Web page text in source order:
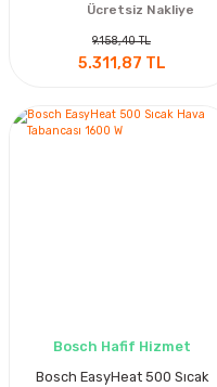
Ücretsiz Nakliye
9.158,40 TL
5.311,87 TL
Bosch Hafif Hizmet
Bosch EasyHeat 500 Sıcak